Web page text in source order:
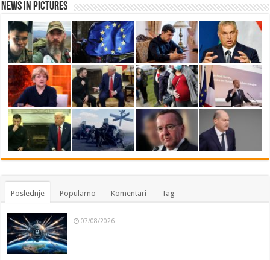
News in Pictures
Poslednje Popularno Komentari Tag
07/08/2026